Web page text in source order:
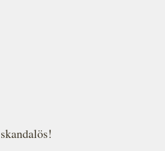
skandalös!